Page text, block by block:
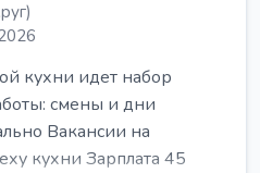
кухни идет набор
смены и дни
Вакансии на
кухни Зарплата 45